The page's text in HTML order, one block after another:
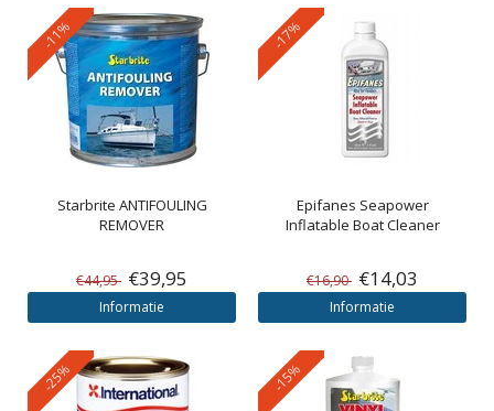
-11%
Starbrite ANTIFOULING
REMOVER
€44,95 €39,95
Informatie
-17%
Epifanes Seapower
Inflatable Boat Cleaner
€16,90 €14,03
Informatie
-25% -15%